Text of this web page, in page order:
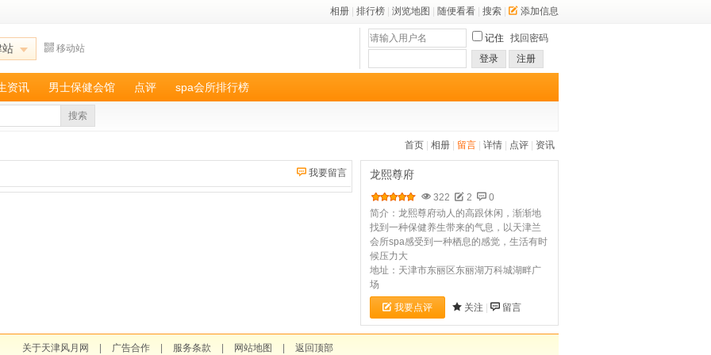
相册 排行榜 浏览地图 随便看看 搜索 添加信息
站 移动站
记住 找回密码
登录
注册
资讯 男士保健会馆 点评 spa会所排行榜
搜索
首页 相册 留言 详情 点评 资讯
我要留言 龙熙尊府
322 2
0
简介：龙熙尊府动人的高跟休闲，渐渐地
找到一种保健养生带来的气息，以天津兰
会所spa感受到一种栖息的感觉，生活有时
候压力大
地址：天津市东丽区东丽湖万科城湖畔广
场
我要点评 关注 留言
关于天津风月网 广告合作 服务条款 网站地图 返回顶部